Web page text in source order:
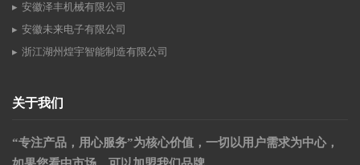
安徽泽丰机械有限公司
安徽未来电子有限公司
浙江湖州煌宇智能制造有限公司
关于我们
“专注产品，用心服务”为核心价值，一切以用户需求为中心，